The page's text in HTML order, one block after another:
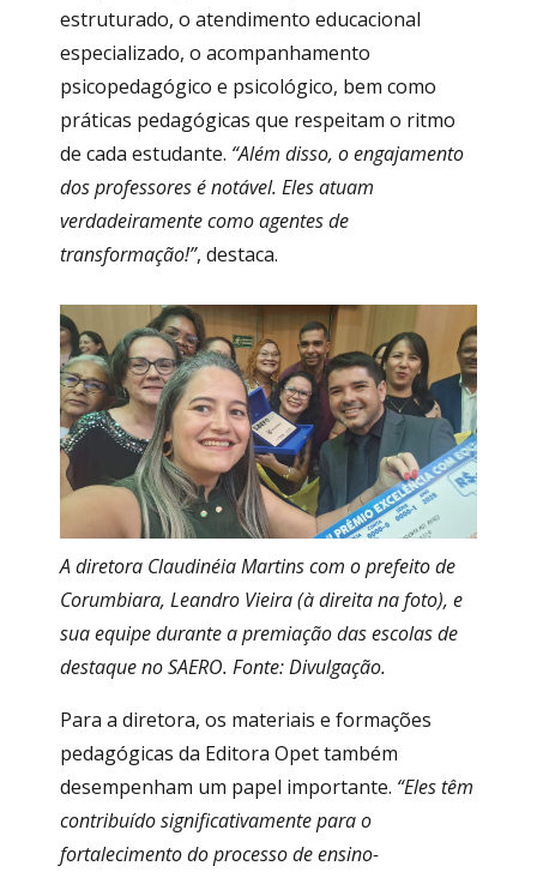
estruturado, o atendimento educacional
especializado, o acompanhamento
psicopedagógico e psicológico, bem como
práticas pedagógicas que respeitam o ritmo
de cada estudante. “Além disso, o engajamento
dos professores é notável. Eles atuam
verdadeiramente como agentes de
transformação!”, destaca.
A diretora Claudinéia Martins com o prefeito de
Corumbiara, Leandro Vieira (à direita na foto), e
sua equipe durante a premiação das escolas de
destaque no SAERO. Fonte: Divulgação.
Para a diretora, os materiais e formações
pedagógicas da Editora Opet também
desempenham um papel importante. “Eles têm
contribuído significativamente para o
fortalecimento do processo de ensino-